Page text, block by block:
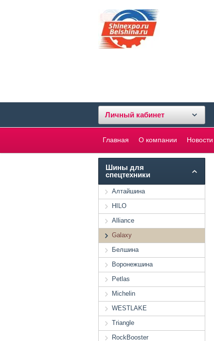
Личный кабинет
Главная О компании Новости
Шины для
спецтехники
Алтайшина
HILO
Alliance
Galaxy
Белшина
Воронежшина
Petlas
Michelin
WESTLAKE
Triangle
RockBooster